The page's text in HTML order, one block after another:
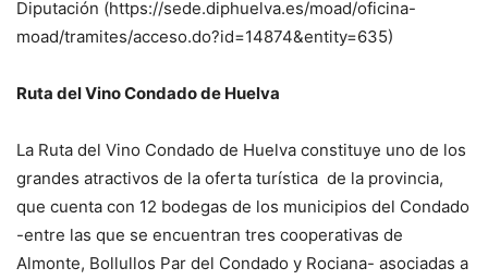
Diputación (https://sede.diphuelva.es/moad/oficina-
moad/tramites/acceso.do?id=14874&entity=635)
Ruta del Vino Condado de Huelva
La Ruta del Vino Condado de Huelva constituye uno de los
grandes atractivos de la oferta turística de la provincia,
que cuenta con 12 bodegas de los municipios del Condado
-entre las que se encuentran tres cooperativas de
Almonte, Bollullos Par del Condado y Rociana- asociadas a